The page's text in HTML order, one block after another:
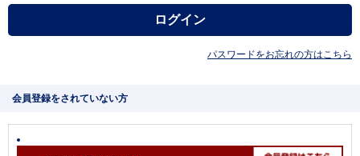
パスワードをお忘れの方はこちら
会員登録をされていない方